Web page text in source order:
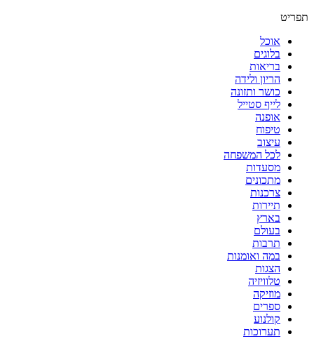
תפריט
אוכל
בלוגים
בריאות
הריון ולידה
כושר ותזונה
לייף סטייל
אופנה
טיפוח
עיצוב
לכל המשפחה
מסעדות
מתכונים
צרכנות
תיירות
בארץ
בעולם
תרבות
במה ואומנות
הצגות
טלוויזיה
מוזיקה
ספרים
קולנוע
תערוכות